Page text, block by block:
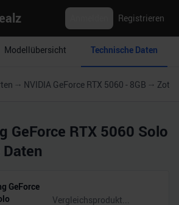
Registrieren
Modellübersicht Technische Daten
NVIDIA GeForce RTX 5060 - 8GB
GeForce RTX 5060 Solo
GeForce